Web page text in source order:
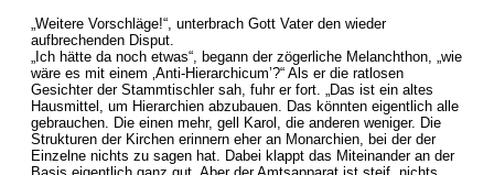
„Weitere Vorschläge!“, unterbrach Gott Vater den wieder
aufbrechenden Disput.
„Ich hätte da noch etwas“, begann der zögerliche Melanchthon, „wie
wäre es mit einem ‚Anti-Hierarchicum’?“ Als er die ratlosen
Gesichter der Stammtischler sah, fuhr er fort. „Das ist ein altes
Hausmittel, um Hierarchien abzubauen. Das könnten eigentlich alle
gebrauchen. Die einen mehr, gell Karol, die anderen weniger. Die
Strukturen der Kirchen erinnern eher an Monarchien, bei der der
Einzelne nichts zu sagen hat. Dabei klappt das Miteinander an der